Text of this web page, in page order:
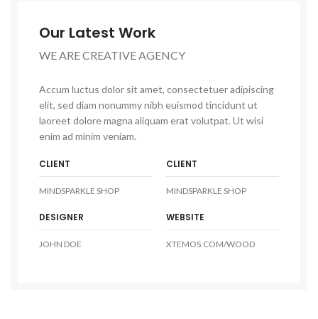
Our Latest Work
WE ARE CREATIVE AGENCY
Accum luctus dolor sit amet, consectetuer adipiscing
elit, sed diam nonummy nibh euismod tincidunt ut
laoreet dolore magna aliquam erat volutpat. Ut wisi
enim ad minim veniam.
CLIENT
MINDSPARKLE SHOP
CLIENT
MINDSPARKLE SHOP
DESIGNER
JOHN DOE
WEBSITE
XTEMOS.COM/WOOD